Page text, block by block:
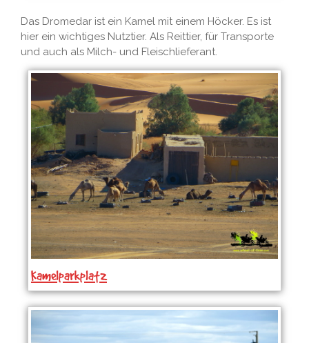
Das Dromedar ist ein Kamel mit einem Höcker. Es ist
hier ein wichtiges Nutztier. Als Reittier, für Transporte
und auch als Milch- und Fleischlieferant.
Kamelparkplatz